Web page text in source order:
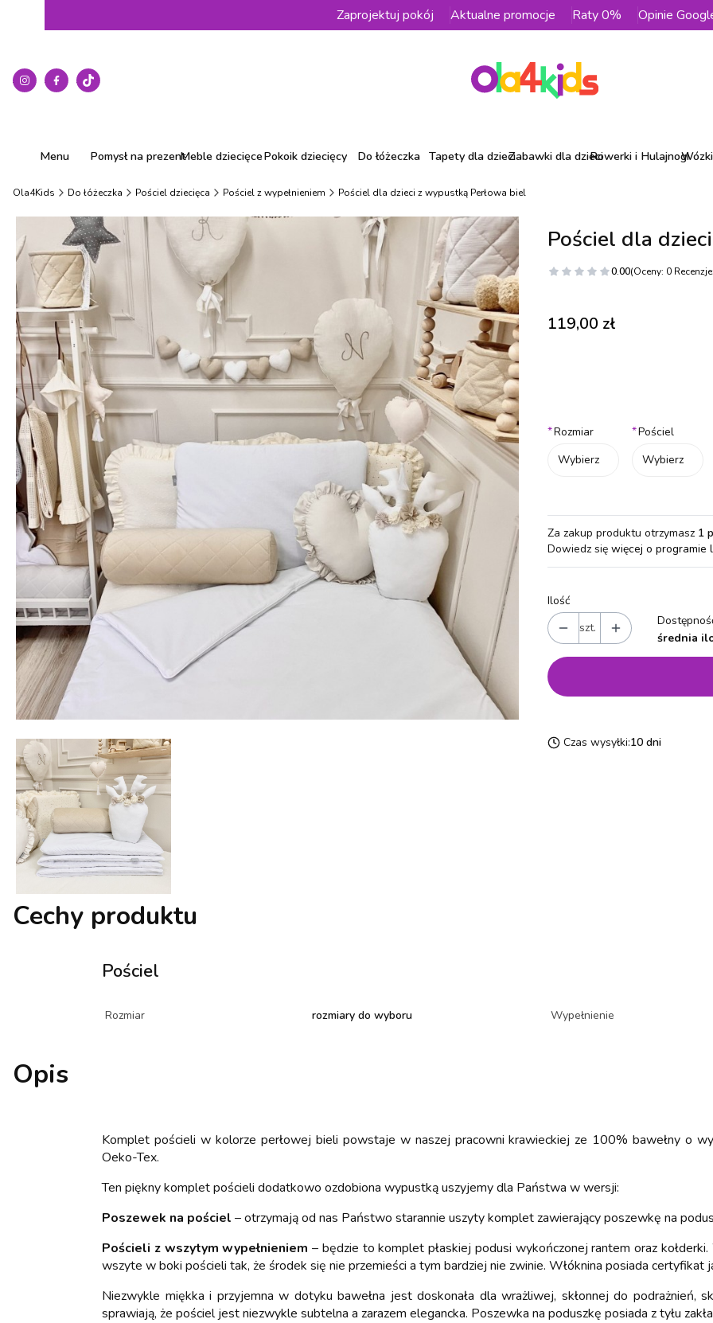
Zaprojektuj pokój Aktualne promocje Raty 0% Opinie
Menu Pomysł na prezentMeble dziecięcePokoik dziecięcy Do łóżeczka Tapety dla dzieciZabawki dla dzieciRowerki i Hulajnogi
Ola4Kids Do łóżeczka Pościel dziecięca Pościel z wypełnieniem Pościel dla dzieci z wypustką Perłowa biel
Pościel dla
0.00(Oceny: 0
Cena
119,00 zł
*Rozmiar
Wybierz
*Pościel
Wybierz
Za zakup produktu otrzymasz 1
Dowiedz się więcej o programie
Ilość
szt.
średnia
Czas wysyłki:10 dni
Cechy produktu
Pościel
Rozmiar rozmiary do wyboru Wypełnienie
Opis
Komplet pościeli w kolorze perłowej bieli powstaje w naszej pracowni krawieckiej ze 100% bawełny o
Oeko-Tex.
Ten piękny komplet pościeli dodatkowo ozdobiona wypustką uszyjemy dla Państwa w wersji:
Poszewek na pościel – otrzymają od nas Państwo starannie uszyty komplet zawierający poszewkę na
Pościeli z wszytym wypełnieniem – będzie to komplet płaskiej podusi wykończonej rantem oraz
wszyte w boki pościeli tak, że środek się nie przemieści a tym bardziej nie zwinie. Włóknina posiada certyfikat
Niezwykle miękka i przyjemna w dotyku bawełna jest doskonała dla wrażliwej, skłonnej do podrażnień,
sprawiają, że pościel jest niezwykle subtelna a zarazem elegancka. Poszewka na poduszkę posiada z tyłu